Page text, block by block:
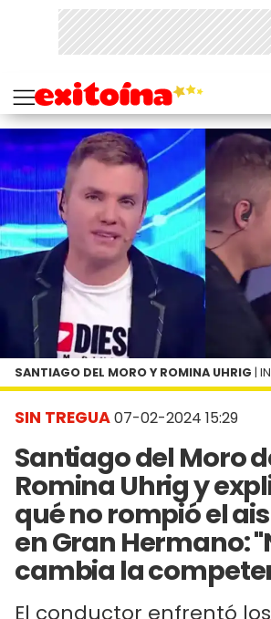
SIN TREGUA07-02-2024 15:29
Santiago del Moro
Romina Uhrig y
qué no rompió el
en Gran Hermano:
cambia la
El conductor enfrentó los
SANTIAGO DEL MORO Y ROMINA UHRIG |